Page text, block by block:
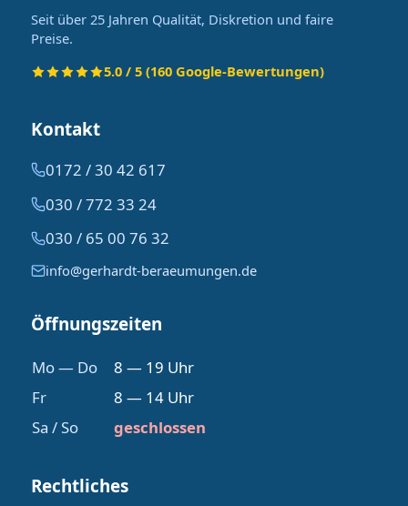
Seit über 25 Jahren Qualität, Diskretion und faire
Preise.
5.0 / 5 (160 Google-Bewertungen)
Kontakt
0172 / 30 42 617
030 / 772 33 24
030 / 65 00 76 32
info@gerhardt-beraeumungen.de
Öffnungszeiten
Mo — Do
8 — 19 Uhr
Fr
8 — 14 Uhr
Sa / So
geschlossen
Rechtliches